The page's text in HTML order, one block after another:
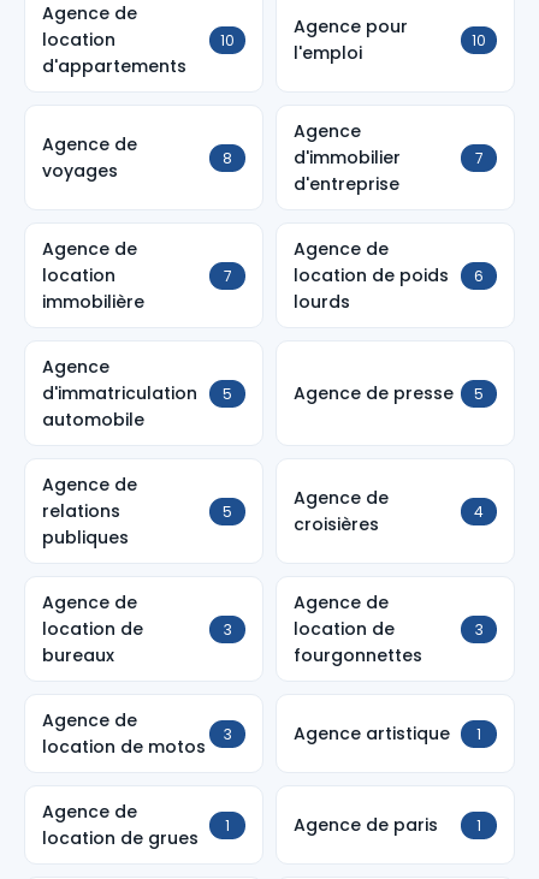
Agence de
location
d'appartements
10
Agence pour
l'emploi
10
Agence de
voyages
8
Agence
d'immobilier
d'entreprise
7
Agence de
location
immobilière
7
Agence de
location de poids
lourds
6
Agence
d'immatriculation
automobile
5 Agence de presse 5
Agence de
relations
publiques
5
Agence de
croisières
4
Agence de
location de
bureaux
3
Agence de
location de
fourgonnettes
3
Agence de
location de motos
3 Agence artistique 1
Agence de
location de grues
1 Agence de paris 1